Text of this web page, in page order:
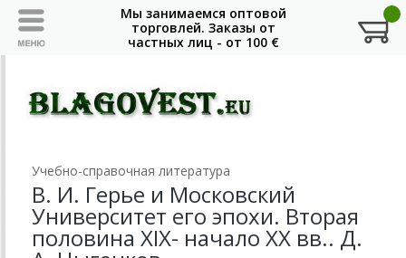
Учебно-справочная литература
В. И. Герье и Московский
Университет его эпохи. Вторая
половина XIX- начало XX вв.. Д.